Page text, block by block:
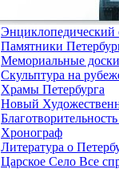
Энциклопедический
Памятники
Мемориальные доски
Скульптура на
Храмы Петербурга
Новый
Благотворительность
Хронограф
Литература о
Царское Село Все